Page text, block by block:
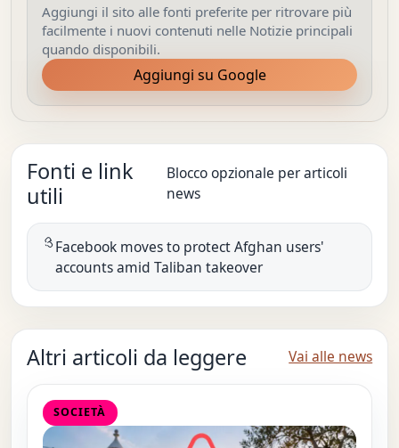
Aggiungi il sito alle fonti preferite per ritrovare più
facilmente i nuovi contenuti nelle Notizie principali
quando disponibili.
Aggiungi su Google
Fonti e link
utili
Blocco opzionale per articoli
news
Facebook moves to protect Afghan users'
accounts amid Taliban takeover
Altri articoli da leggere Vai alle news
SOCIETÀ